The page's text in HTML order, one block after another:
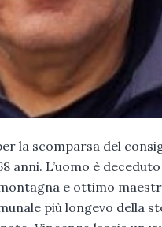
la scomparsa del
L’uomo è deceduto
e ottimo
più longevo della